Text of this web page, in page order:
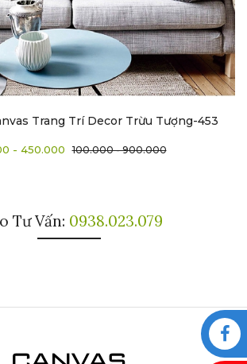
Trang Trí Decor Trừu Tượng-453
- 450.000 100.000 - 900.000
Tư Vấn: 0938.023.079